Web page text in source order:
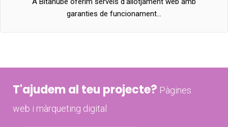
garanties de funcionament…
T'ajudem al teu projecte? Pàgines
web i màrqueting digital